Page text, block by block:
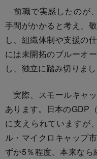
前職で実感したのが
手間がかかると考え、
し、組織体制や支援の
には未開拓のブルーオ
し、独立に踏み切りまし
実際、スモールキャ
あります。日本のGDP
に支えられていますが
ル・マイクロキャップ
ずか5％程度。本来な